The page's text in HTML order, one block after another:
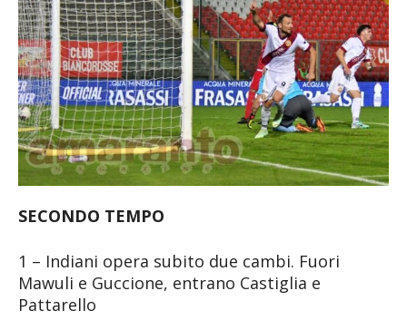
SECONDO TEMPO
1 – Indiani opera subito due cambi. Fuori
Mawuli e Guccione, entrano Castiglia e
Pattarello